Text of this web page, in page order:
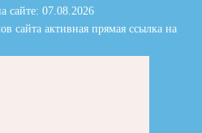
сайте: 07.08.2026
сайта активная прямая ссылка на